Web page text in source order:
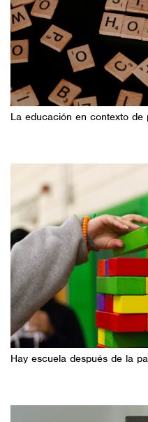
La educación en contexto de
Hay escuela después de la